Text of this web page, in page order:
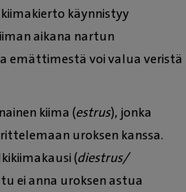
käynnistyy
aikana nartun
emättimestä voi valua veristä
kiima (estrus), jonka
uroksen kanssa.
(diestrus/
ei anna uroksen astua